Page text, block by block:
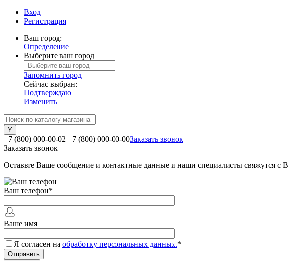
Вход
Регистрация
Ваш город:
Определение
Выберите ваш город
Запомнить город
Сейчас выбран:
Подтверждаю
Изменить
+7 (800) 000-00-02 +7 (800) 000-00-00Заказать звонок
Заказать звонок
Оставьте Ваше сообщение и контактные данные и наши специалисты свяжутся с
Ваш телефон*
Ваше имя
Я согласен на обработку персональных данных.*